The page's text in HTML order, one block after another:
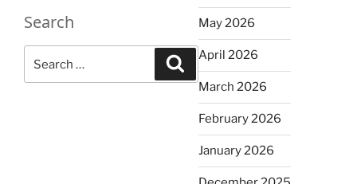
Search
for:
Search
May 2026
April 2026
March 2026
February 2026
January 2026